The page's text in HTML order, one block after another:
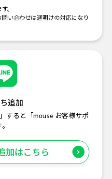
。
い合わせは週明けの対応になり
追加
すると「mouse お客様サポ
加はこちら